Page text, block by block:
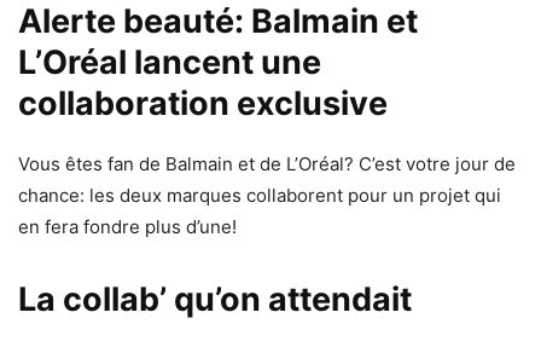
Alerte beauté: Balmain et
L’Oréal lancent une
collaboration exclusive
Vous êtes fan de Balmain et de L’Oréal? C’est votre jour de
chance: les deux marques collaborent pour un projet qui
en fera fondre plus d’une!
La collab’ qu’on attendait